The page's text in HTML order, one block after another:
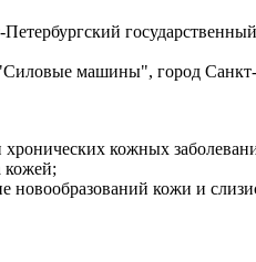
машины", город Санкт-
хронических кожных
кожей;
новообразований кожи и